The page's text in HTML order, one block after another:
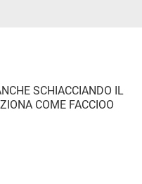
SCHIACCIANDO IL
COME FACCIOO